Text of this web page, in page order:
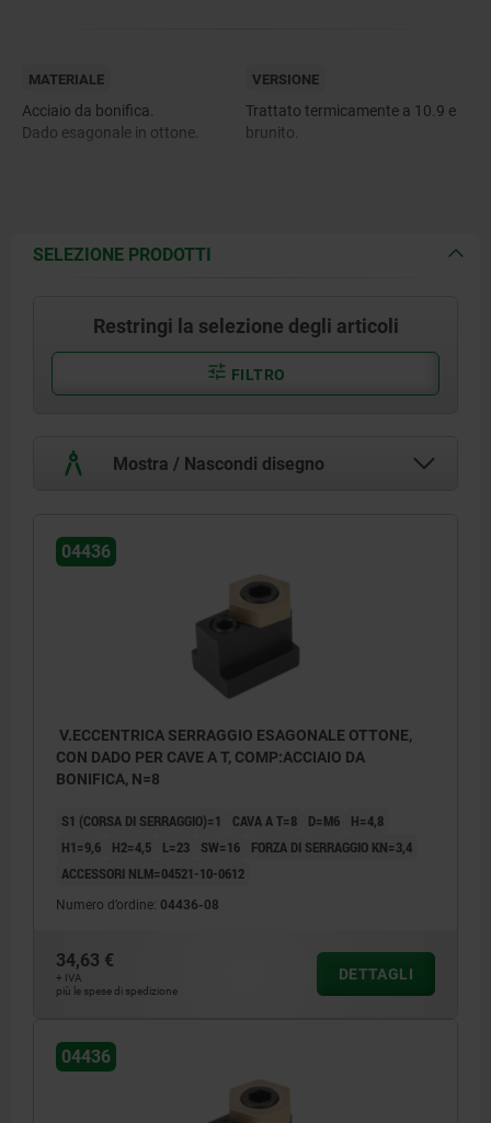
MATERIALE
Acciaio da bonifica.
Dado esagonale in ottone.
VERSIONE
Trattato termicamente a 10.9 e
brunito.
SELEZIONE PRODOTTI
Restringi la selezione degli articoli
FILTRO
Mostra / Nascondi disegno
04436
V.ECCENTRICA SERRAGGIO ESAGONALE OTTONE,
CON DADO PER CAVE A T, COMP:ACCIAIO DA
BONIFICA, N=8
S1 (CORSA DI SERRAGGIO)=1 CAVA A T=8 D=M6
H=4,8
H1=9,6
H2=4,5 L=23 SW=16
FORZA DI SERRAGGIO KN=3,4
ACCESSORI NLM=04521-10-0612
Numero d’ordine: 04436-08
34,63 €
+ IVA
più le spese di spedizione
DETTAGLI
04436